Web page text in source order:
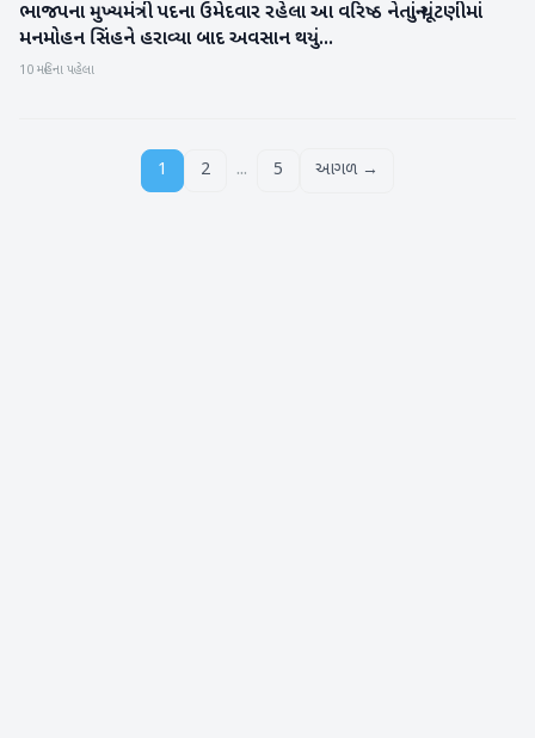
રાષ્ટ્રીય
ભાજપના મુખ્યમંત્રી પદના ઉમેદવાર રહેલા આ વરિષ્ઠ નેતાનું ચૂંટણીમાં
મનમોહન સિંહને હરાવ્યા બાદ અવસાન થયું...
10 મહિના પહેલા
1 2 ... 5 આગળ →